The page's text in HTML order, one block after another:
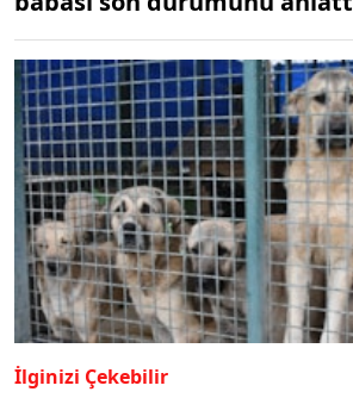
İlginizi Çekebilir